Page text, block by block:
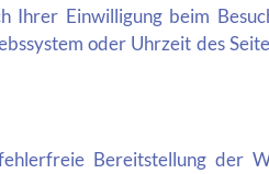
Ihrer Einwilligung beim
oder Uhrzeit des
Bereitstellung der